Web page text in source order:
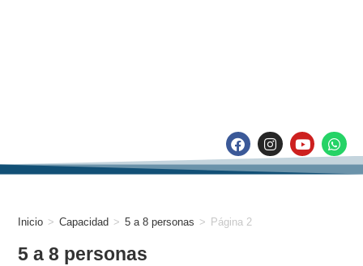
Inicio > Capacidad > 5 a 8 personas > Página 2
5 a 8 personas